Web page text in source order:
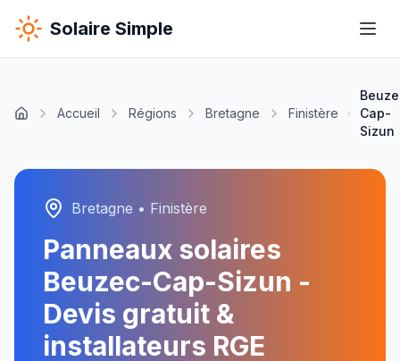
Solaire Simple
Accueil Régions Bretagne Finistère
Cap-
Sizun
Bretagne • Finistère
Panneaux solaires
Beuzec-Cap-Sizun -
Devis gratuit &
installateurs RGE